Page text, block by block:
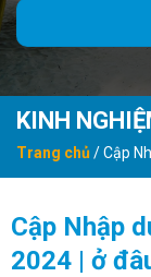
KINH
Trang chủ/Cập
ăn gì, chơi gì
Cập Nhập
2024 | ở